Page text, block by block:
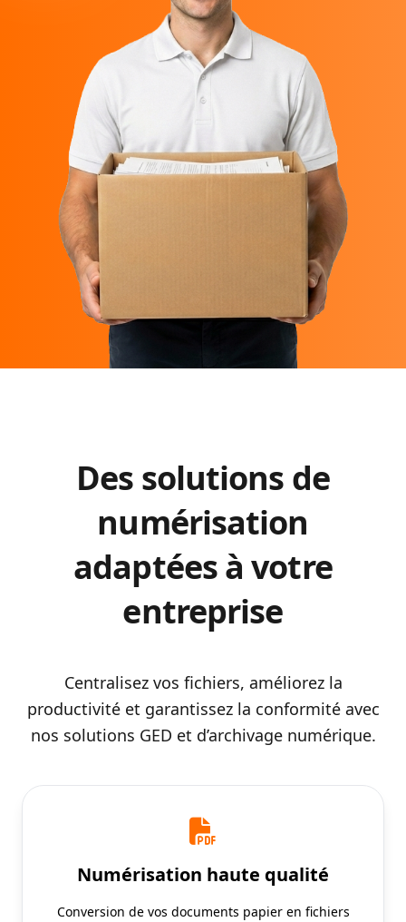
Des solutions de
numérisation
adaptées à votre
entreprise
Centralisez vos fichiers, améliorez la
productivité et garantissez la conformité avec
nos solutions GED et d’archivage numérique.
Numérisation haute qualité
Conversion de vos documents papier en fichiers